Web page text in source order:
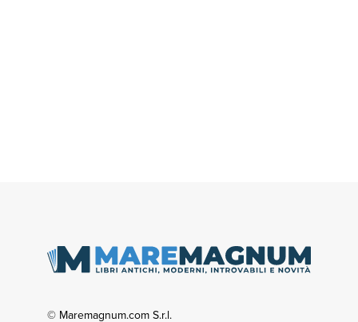
© Maremagnum.com S.r.l.